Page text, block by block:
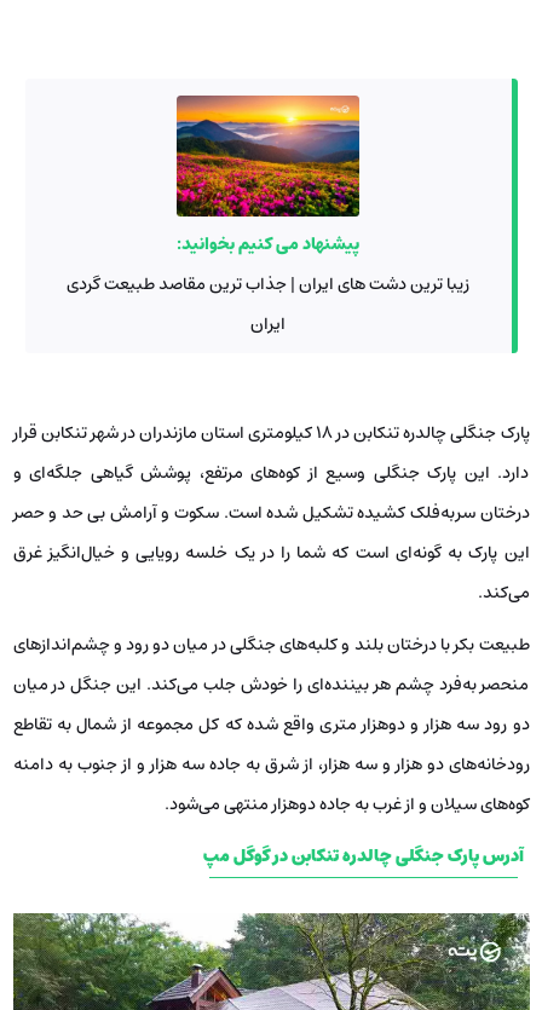
پیشنهاد می کنیم بخوانید:
زیبا ترین دشت های ایران | جذاب ترین مقاصد طبیعت گردی
ایران
پارک جنگلی چالدره تنکابن در 18 کیلومتری استان مازندران در شهر تنکابن قرار
دارد. این پارک جنگلی وسیع از کوه‌های مرتفع، پوشش گیاهی جلگه‌ای و
درختان سر‌به‌فلک کشیده تشکیل شده است. سکوت و آرامش بی حد و حصر
این پارک به گونه‌ای است که شما را در یک خلسه رویایی و خیال‌انگیز غرق
می‌کند.
طبیعت بکر با درختان بلند و کلبه‌های جنگلی در میان دو رود و چشم‌اندازهای
منحصر به‌فرد چشم هر بیننده‌ای را خودش جلب می‌کند‌. این جنگل در میان
دو رود سه هزار و دوهزار متری واقع شده که کل مجموعه از شمال به تقاطع
رودخانه‌های دو هزار و سه هزار، از ‌شرق به جاده سه هزار و از جنوب به دامنه‌
کوه‌های سیلان و از غرب به جاده دوهزار منتهی می‌شود.
آدرس پارک جنگلی چالدره تنکابن در گوگل مپ